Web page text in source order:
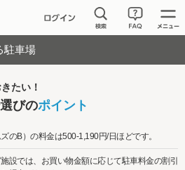
駐車場
たい！
びのポイント
のB）の料金は500-1,190円/日ほどです。
設では、お買い物金額に応じて駐車料金の割引